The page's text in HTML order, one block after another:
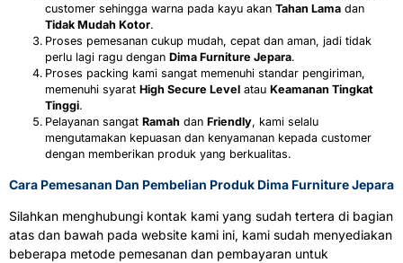
customer sehingga warna pada kayu akan Tahan Lama dan
Tidak Mudah Kotor.
Proses pemesanan cukup mudah, cepat dan aman, jadi tidak
perlu lagi ragu dengan Dima Furniture Jepara.
Proses packing kami sangat memenuhi standar pengiriman,
memenuhi syarat High Secure Level atau Keamanan Tingkat
Tinggi.
Pelayanan sangat Ramah dan Friendly, kami selalu
mengutamakan kepuasan dan kenyamanan kepada customer
dengan memberikan produk yang berkualitas.
Cara Pemesanan Dan Pembelian Produk Dima Furniture Jepara
Silahkan menghubungi kontak kami yang sudah tertera di bagian
atas dan bawah pada website kami ini, kami sudah menyediakan
beberapa metode pemesanan dan pembayaran untuk